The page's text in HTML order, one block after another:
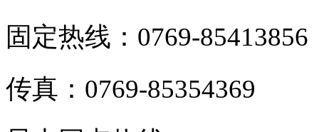
固定热线：0769-85413856
传真：0769-85354369